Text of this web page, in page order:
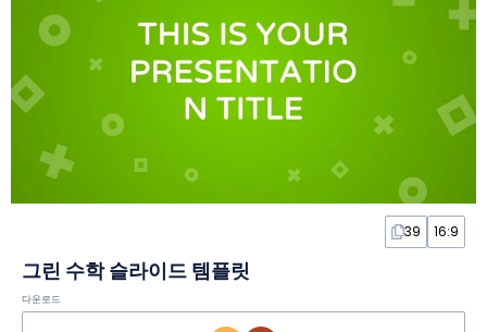
39 16:9
그린 수학 슬라이드 템플릿
다운로드